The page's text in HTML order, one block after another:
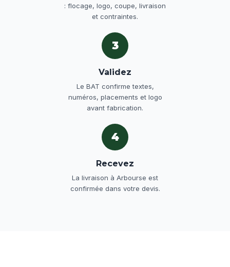
: flocage, logo, coupe, livraison
et contraintes.
3
Validez
Le BAT confirme textes,
numéros, placements et logo
avant fabrication.
4
Recevez
La livraison à Arbourse est
confirmée dans votre devis.